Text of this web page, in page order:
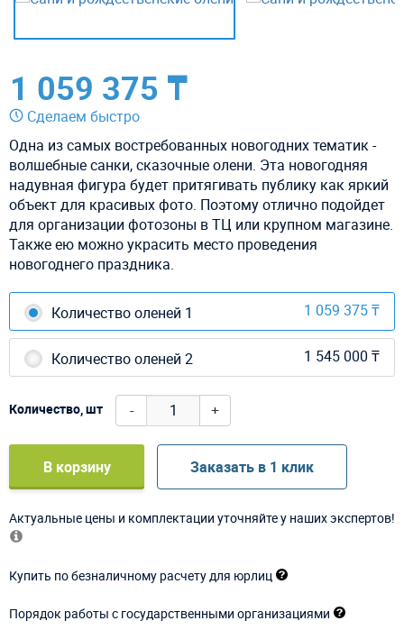
1 059 375 ₸
Сделаем быстро
Одна из самых востребованных новогодних тематик -
волшебные санки, сказочные олени. Эта новогодняя
надувная фигура будет притягивать публику как яркий
объект для красивых фото. Поэтому отлично подойдет
для организации фотозоны в ТЦ или крупном магазине.
Также ею можно украсить место проведения
новогоднего праздника.
Количество оленей 1 1 059 375 ₸
Количество оленей 2 1 545 000 ₸
Количество, шт - +
В корзину Заказать в 1 клик
Актуальные цены и комплектации уточняйте у наших экспертов!
Купить по безналичному расчету для юрлиц
Порядок работы с государственными организациями